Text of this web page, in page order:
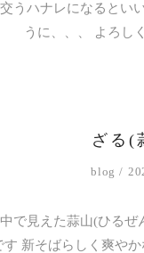
うハナレになると
うに、、、 よろし
ざる(
blog
で見えた蒜山(ひる
す 新そばらしく爽や